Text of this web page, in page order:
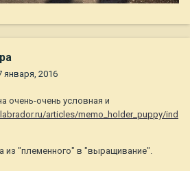
января, 2016
очень-очень условная и
articles/memo_holder_puppy/ind
из "племенного" в "выращивание".